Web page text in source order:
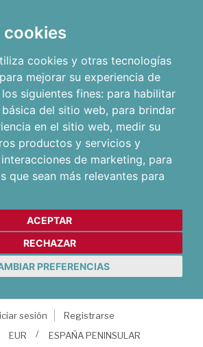
cookies
cookies y otras tecnologías
mejorar su experiencia de
siguientes fines: para habilitar
del sitio web, para brindar
en el sitio web, medir su
productos y servicios y
de marketing, para
que sean más relevantes para
ACEPTAR
RECHAZAR
PREFERENCIAS
sesión
Registrarse
EUR ESPAÑA PENINSULAR